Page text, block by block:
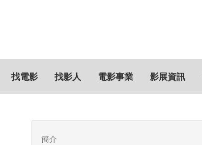
找電影 找影人 電影事業 影展資訊
簡介